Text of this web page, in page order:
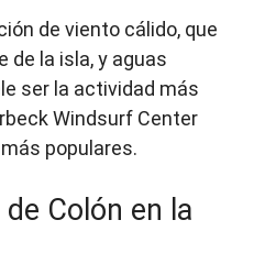
de viento cálido, que
de la isla, y aguas
ser la actividad más
Windsurf Center
populares.
Colón en la